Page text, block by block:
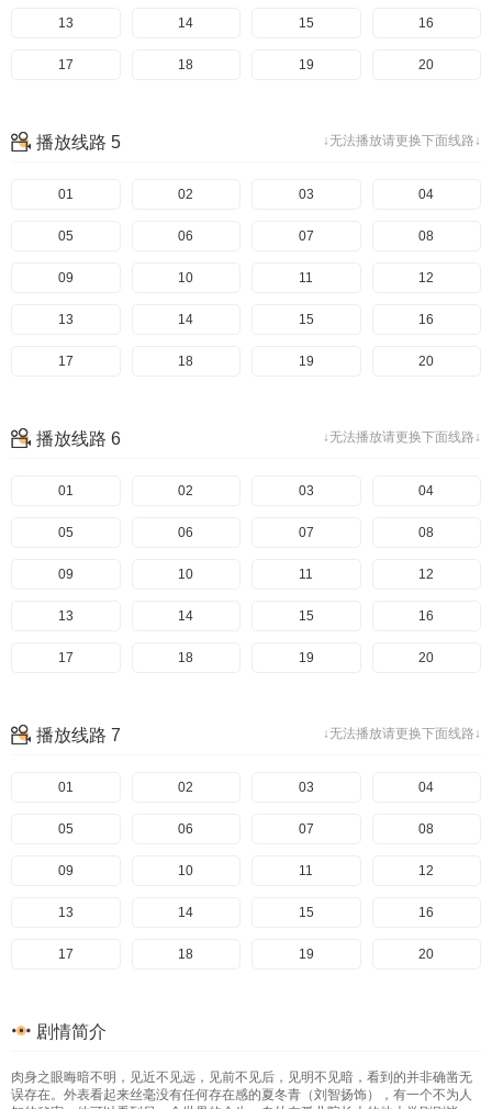
13 14 15 16
17 18 19 20
↓无法播放请更换下面线路↓
播放线路 5
01 02 03 04
05 06 07 08
09 10 11 12
13 14 15 16
17 18 19 20
↓无法播放请更换下面线路↓
播放线路 6
01 02 03 04
05 06 07 08
09 10 11 12
13 14 15 16
17 18 19 20
↓无法播放请更换下面线路↓
播放线路 7
01 02 03 04
05 06 07 08
09 10 11 12
13 14 15 16
17 18 19 20
剧情简介
肉身之眼晦暗不明，见近不见远，见前不见后，见明不见暗，看到的并非确凿无
误存在。外表看起来丝毫没有任何存在感的夏冬青（刘智扬饰），有一个不为人